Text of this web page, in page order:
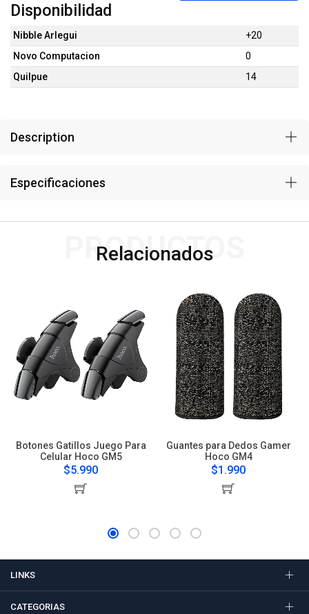
Disponibilidad
Nibble Arlegui
+20
Novo Computacion
0
Quilpue
14
Description
Especificaciones
Relacionados
PRODUCTOS
Botones Gatillos Juego Para
Celular Hoco GM5
$5.990
Guantes para Dedos Gamer
Hoco GM4
$1.990
LINKS
CATEGORIAS